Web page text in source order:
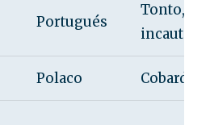
Portugués
Tonto,
incauto.
Polaco Cobarde.